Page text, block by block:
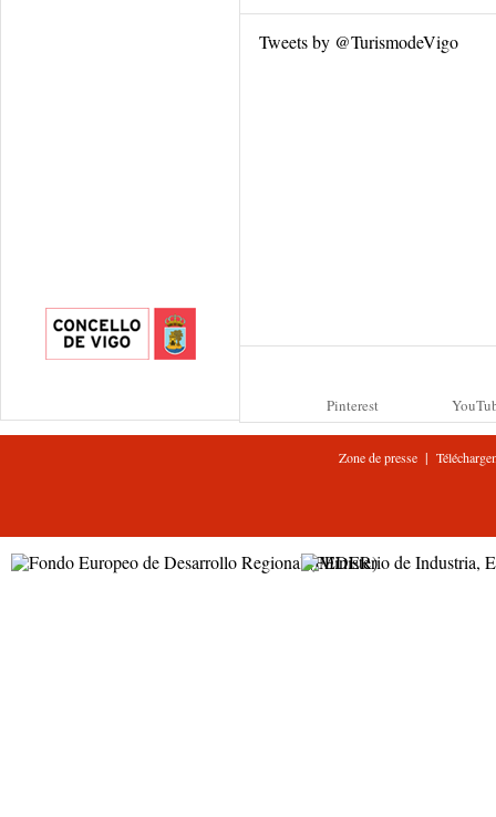
Tweets by @TurismodeVigo
Pinterest
Zone de presse |